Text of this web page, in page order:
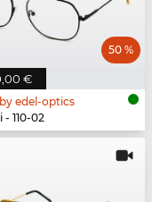
€
50 %
edel-optics
- 110-02